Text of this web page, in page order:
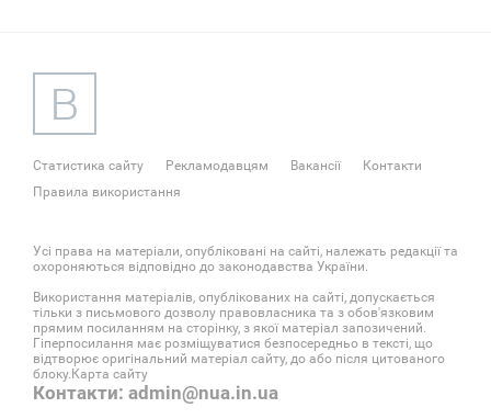
Статистика сайту Рекламодавцям Вакансії
Контакти
Правила використання
Усі права на матеріали, опубліковані на сайті, належать редакції та
охороняються відповідно до законодавства України.
Використання матеріалів, опублікованих на сайті, допускається
тільки з письмового дозволу правовласника та з обов'язковим
прямим посиланням на сторінку, з якої матеріал запозичений.
Гіперпосилання має розміщуватися безпосередньо в тексті, що
відтворює оригінальний матеріал сайту, до або після цитованого
блоку. Карта сайту
Контакти: admin@nua.in.ua